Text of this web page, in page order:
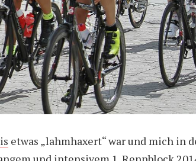
etwas „lahmhaxert“ war und mich in